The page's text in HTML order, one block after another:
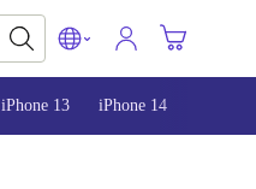
iPhone 13 iPhone 14